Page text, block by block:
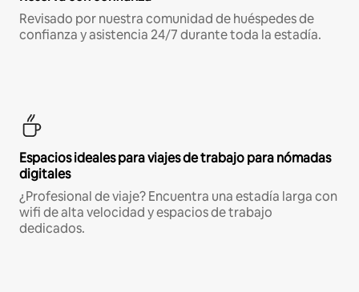
Revisado por nuestra comunidad de huéspedes de
confianza y asistencia 24/7 durante toda la estadía.
Espacios ideales para viajes de trabajo para nómadas
digitales
¿Profesional de viaje? Encuentra una estadía larga con
wifi de alta velocidad y espacios de trabajo
dedicados.